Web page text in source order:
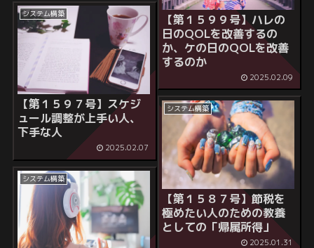
【第１５９９号】ハレの
日のQOLを改善するの
か、ケの日のQOLを改善
するのか
2025.02.09
システム構築
【第１５９７号】スケジ
ュール調整が上手い人、
下手な人
2025.02.07
システム構築
【第１５８７号】節税を
極めたい人のための教養
としての「帰属所得」
2025.01.31
システム構築